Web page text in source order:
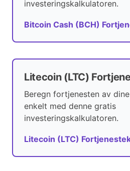
investeringskalkulatoren.
Bitcoin Cash (BCH)
Litecoin (LTC)
Beregn fortjenesten av
enkelt med denne gratis
investeringskalkulatoren.
Litecoin (LTC)